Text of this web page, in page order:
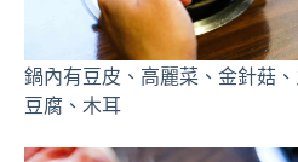
鍋內有豆皮、高麗菜、金針菇、
豆腐、木耳